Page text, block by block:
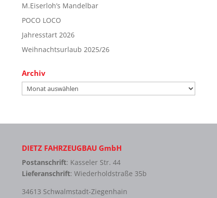
M.Eiserloh’s Mandelbar
POCO LOCO
Jahresstart 2026
Weihnachtsurlaub 2025/26
Archiv
Archiv
DIETZ FAHRZEUGBAU GmbH
Postanschrift: Kasseler Str. 44
Lieferanschrift: Wiederholdstraße 35b
34613 Schwalmstadt-Ziegenhain